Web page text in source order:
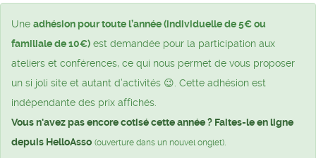
Une adhésion pour toute l’année (individuelle de 5€ ou
familiale de 10€) est demandée pour la participation aux
ateliers et conférences, ce qui nous permet de vous proposer
un si joli site et autant d’activités 😉. Cette adhésion est
indépendante des prix affichés.
Vous n'avez pas encore cotisé cette année ? Faites-le en ligne
depuis HelloAsso (ouverture dans un nouvel onglet)